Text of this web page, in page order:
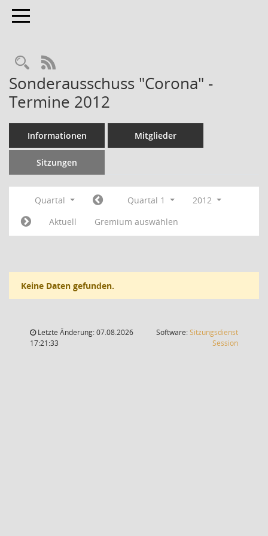
Toggle navigation
RSS-Feed
Sonderausschuss "Corona" -
Termine 2012
Informationen Mitglieder
Sitzungen
Quartal Quartal 1
2012
Aktuell
Gremium auswählen
Keine Daten gefunden.
Letzte Änderung: 07.08.2026
17:21:33
Software:Sitzungsdienst
Session(Wird in